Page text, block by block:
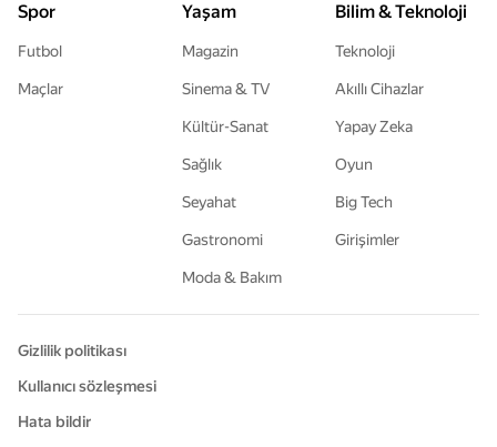
Spor
Futbol
Maçlar
Yaşam
Magazin
Sinema & TV
Kültür-Sanat
Sağlık
Seyahat
Gastronomi
Moda & Bakım
Bilim & Teknoloji
Teknoloji
Akıllı Cihazlar
Yapay Zeka
Oyun
Big Tech
Girişimler
Gizlilik politikası
Kullanıcı sözleşmesi
Hata bildir